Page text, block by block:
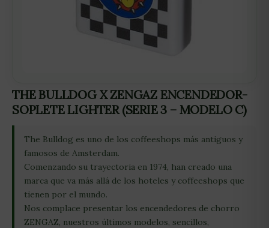
THE BULLDOG X ZENGAZ ENCENDEDOR-
SOPLETE LIGHTER (SERIE 3 – MODELO C)
The Bulldog es uno de los coffeeshops más antiguos y
famosos de Amsterdam.
Comenzando su trayectoria en 1974, han creado una
marca que va más allá de los hoteles y coffeeshops que
tienen por el mundo.
Nos complace presentar los encendedores de chorro
ZENGAZ, nuestros últimos modelos, sencillos,